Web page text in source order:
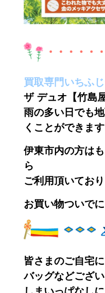
買取専門いちふ
ザ デュオ【竹島
雨の多い日でも
くこと
伊東市内の方は
ら
ご利用頂いてお
お買い物ついで
皆さまのご自宅
バッグなどござ